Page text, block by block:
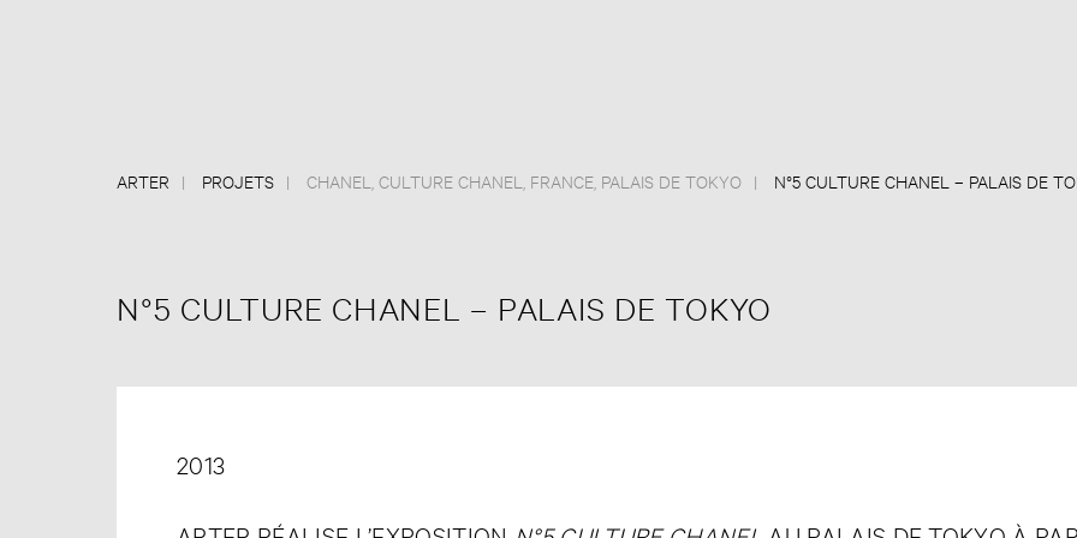
ARTER PROJETS CHANEL CULTURE CHANEL FRANCE PALAIS DE TOKYO N°5 CULTURE CHANEL – PALAIS DE
N°5 CULTURE CHANEL – PALAIS DE TOKYO
2013